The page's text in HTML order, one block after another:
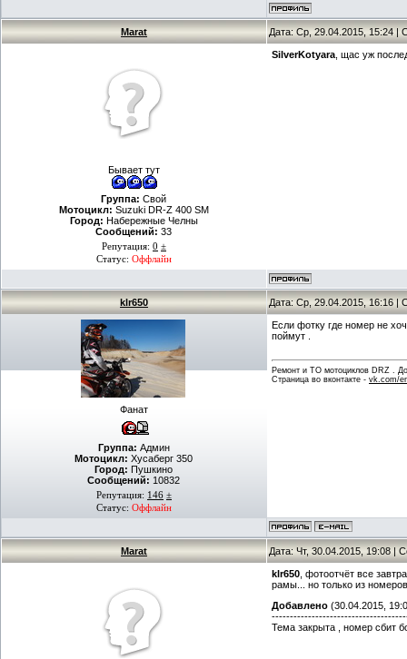
Marat Дата: Ср, 29.04.2015, 15:24 |
Бывает тут
Группа: Свой
Мотоцикл: Suzuki DR-Z 400 SM
Город: Набережные Челны
Сообщений: 33
Репутация: 0 ±
Статус: Оффлайн
SilverKotyara , щас уж
klr650 Дата: Ср, 29.04.2015, 16:16 |
Фанат
Группа: Админ
Мотоцикл: Хусаберг 350
Город: Пушкино
Сообщений: 10832
Репутация: 146 ±
Статус: Оффлайн
Если фотку где номер не
поймут .
Ремонт и ТО мотоциклов DRZ .
Страница во вконтакте - vk.com/
Marat Дата: Чт, 30.04.2015, 19:08 |
klr650 , фотоотчёт все
рамы... но только из
Добавлено (30.04.2015,
Тема закрыта , номер сбит